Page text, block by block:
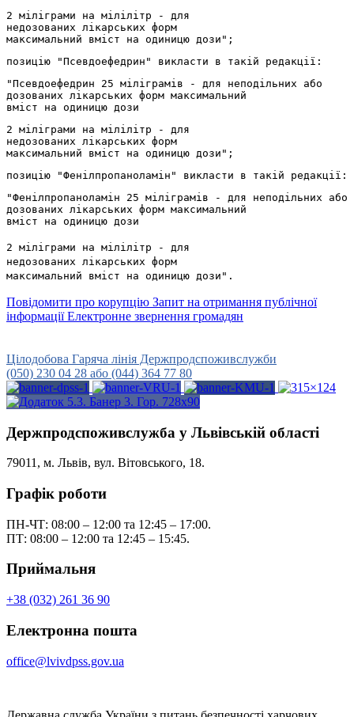
2 міліграми на мілілітр - для
недозованих лікарських форм
максимальний вміст на одиницю дози";
позицію "Псевдоефедрин" викласти в такій редакції:
"Псевдоефедрин 25 міліграмів - для неподільних або
дозованих лікарських форм максимальний
вміст на одиницю дози
2 міліграми на мілілітр - для
недозованих лікарських форм
максимальний вміст на одиницю дози";
позицію "Фенілпропаноламін" викласти в такій редакції:
"Фенілпропаноламін 25 міліграмів - для неподільних або
дозованих лікарських форм максимальний
вміст на одиницю дози
2 міліграми на мілілітр - для
недозованих лікарських форм
максимальний вміст на одиницю дози".
Повідомити про корупцію Запит на отримання публічної
інформаціїЕлектронне звернення громадян
Цілодобова Гаряча лінія Держпродспоживслужби
(050) 230 04 28 або (044) 364 77 80
Держпродспоживслужба у Львівській області
79011, м. Львів, вул. Вітовського, 18.
Графік роботи
ПН-ЧТ: 08:00 – 12:00 та 12:45 – 17:00.
ПТ: 08:00 – 12:00 та 12:45 – 15:45.
Приймальня
+38 (032) 261 36 90
Електронна пошта
office@lvivdpss.gov.ua